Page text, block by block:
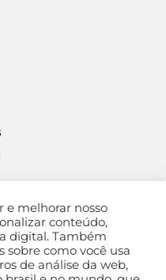
e melhorar nosso
conteúdo,
digital. Também
como você usa
de análise da web,